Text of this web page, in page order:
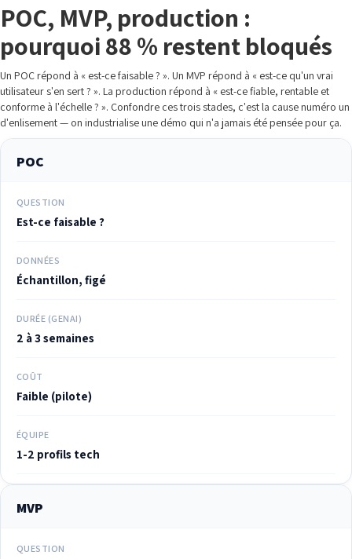
POC, MVP, production :
pourquoi 88 % restent bloqués
Un POC répond à « est-ce faisable ? ». Un MVP répond à « est-ce qu'un vrai
utilisateur s'en sert ? ». La production répond à « est-ce fiable, rentable et
conforme à l'échelle ? ». Confondre ces trois stades, c'est la cause numéro un
d'enlisement — on industrialise une démo qui n'a jamais été pensée pour ça.
POC
QUESTION
Est-ce faisable ?
DONNÉES
Échantillon, figé
DURÉE (GENAI)
2 à 3 semaines
COÛT
Faible (pilote)
ÉQUIPE
1-2 profils tech
MVP
QUESTION